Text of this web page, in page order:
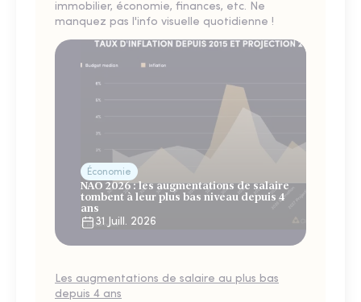
immobilier, économie, finances, etc. Ne
manquez pas l'info visuelle quotidienne !
Économie
NAO 2026 : les augmentations de salaire
tombent à leur plus bas niveau depuis 4
ans
31 Juill. 2026
Les augmentations de salaire au plus bas
depuis 4 ans